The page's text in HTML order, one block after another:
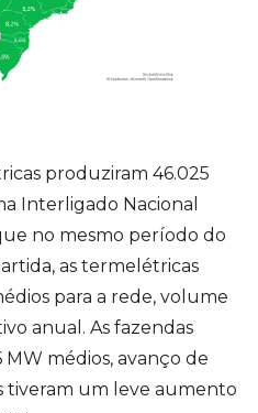
produziram 46.025
Interligado Nacional
no mesmo período do
as termelétricas
para a rede, volume
anual. As fazendas
médios, avanço de
tiveram um leve aumento